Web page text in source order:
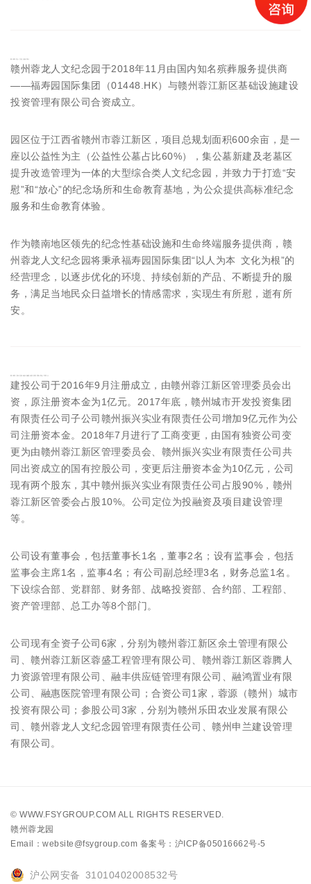
赣州蓉龙人文纪念园于2018年11月由国内知名殡葬服务提供商
——福寿园国际集团（01448.HK）与赣州蓉江新区基础设施建设
投资管理有限公司合资成立。
园区位于江西省赣州市蓉江新区，项目总规划面积600余亩，是一
座以公益性为主（公益性公墓占比60%），集公墓新建及老墓区
提升改造管理为一体的大型综合类人文纪念园，并致力于打造“安
慰”和“放心”的纪念场所和生命教育基地，为公众提供高标准纪念
服务和生命教育体验。
作为赣南地区领先的纪念性基础设施和生命终端服务提供商，赣
州蓉龙人文纪念园将秉承福寿园国际集团“以人为本 文化为根”的
经营理念，以逐步优化的环境、持续创新的产品、不断提升的服
务，满足当地民众日益增长的情感需求，实现生有所慰，逝有所
安。
建投公司于2016年9月注册成立，由赣州蓉江新区管理委员会出
资，原注册资本金为1亿元。2017年底，赣州城市开发投资集团
有限责任公司子公司赣州振兴实业有限责任公司增加9亿元作为公
司注册资本金。2018年7月进行了工商变更，由国有独资公司变
更为由赣州蓉江新区管理委员会、赣州振兴实业有限责任公司共
同出资成立的国有控股公司，变更后注册资本金为10亿元，公司
现有两个股东，其中赣州振兴实业有限责任公司占股90%，赣州
蓉江新区管委会占股10%。公司定位为投融资及项目建设管理
等。
公司设有董事会，包括董事长1名，董事2名；设有监事会，包括
监事会主席1名，监事4名；有公司副总经理3名，财务总监1名。
下设综合部、党群部、财务部、战略投资部、合约部、工程部、
资产管理部、总工办等8个部门。
公司现有全资子公司6家，分别为赣州蓉江新区余土管理有限公
司、赣州蓉江新区蓉盛工程管理有限公司、赣州蓉江新区蓉腾人
力资源管理有限公司、融丰供应链管理有限公司、融鸿置业有限
公司、融惠医院管理有限公司；合资公司1家，蓉源（赣州）城市
投资有限公司；参股公司3家，分别为赣州乐田农业发展有限公
司、赣州蓉龙人文纪念园管理有限责任公司、赣州申兰建设管理
有限公司。
© WWW.FSYGROUP.COM ALL RIGHTS RESERVED.
赣州蓉龙园
Email：website@fsygroup.com 备案号：沪ICP备05016662号-5
沪公网安备 31010402008532号